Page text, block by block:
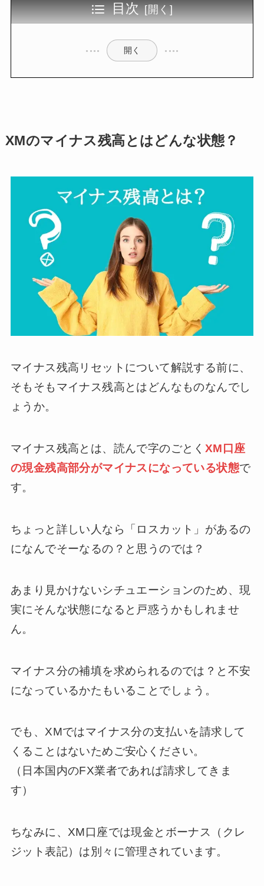
目次
開く
XMのマイナス残高とはどんな状態？
マイナス残高リセットについて解説する前に、
そもそもマイナス残高とはどんなものなんでし
ょうか。
マイナス残高とは、読んで字のごとく XM口座
の現金残高部分がマイナスになっている状態で
す。
ちょっと詳しい人なら「ロスカット」があるの
になんでそーなるの？と思うのでは？
あまり見かけないシチュエーションのため、現
実にそんな状態になると戸惑うかもしれませ
ん。
マイナス分の補填を求められるのでは？と不安
になっているかたもいることでしょう。
でも、XMではマイナス分の支払いを請求して
くることはないためご安心ください。
（日本国内のFX業者であれば請求してきま
す）
ちなみに、XM口座では現金とボーナス（クレ
ジット表記）は別々に管理されています。